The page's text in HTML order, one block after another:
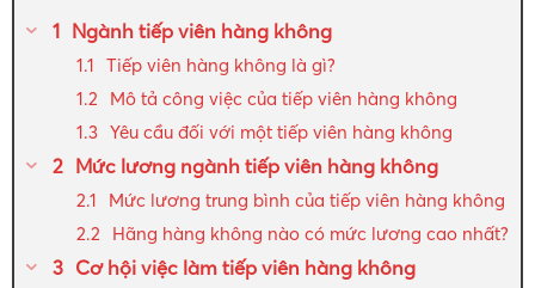
Ngành tiếp viên hàng không
Tiếp viên hàng không là gì?
Mô tả công việc của tiếp viên hàng không
Yêu cầu đối với một tiếp viên hàng không
Mức lương ngành tiếp viên hàng không
Mức lương trung bình của tiếp viên hàng không
Hãng hàng không nào có mức lương cao nhất?
Cơ hội việc làm tiếp viên hàng không